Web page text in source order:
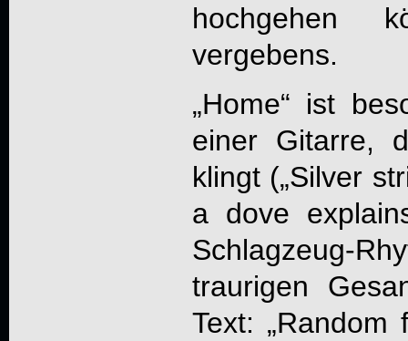
hochgehen
vergebens.
„Home“ ist
einer Gitarre,
klingt („Silver
a dove
Schlagzeug-
traurigen
Text: „Random